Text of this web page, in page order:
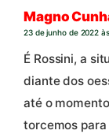
Magno
23 de junho de 2022
É Rossini, a
diante dos
até o
torcemos